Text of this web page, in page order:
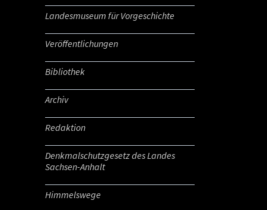
Landesmuseum für Vorgeschichte
Veröffentlichungen
Bibliothek
Archiv
Redaktion
Denkmalschutzgesetz des Landes
Sachsen-Anhalt
Himmelswege